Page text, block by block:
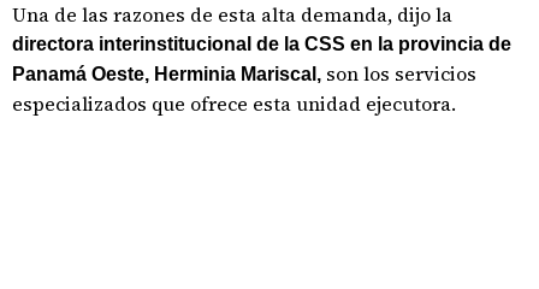
Una de las razones de esta alta demanda, dijo la
directora interinstitucional de la CSS en la provincia de
Panamá Oeste, Herminia Mariscal, son los servicios
especializados que ofrece esta unidad ejecutora.